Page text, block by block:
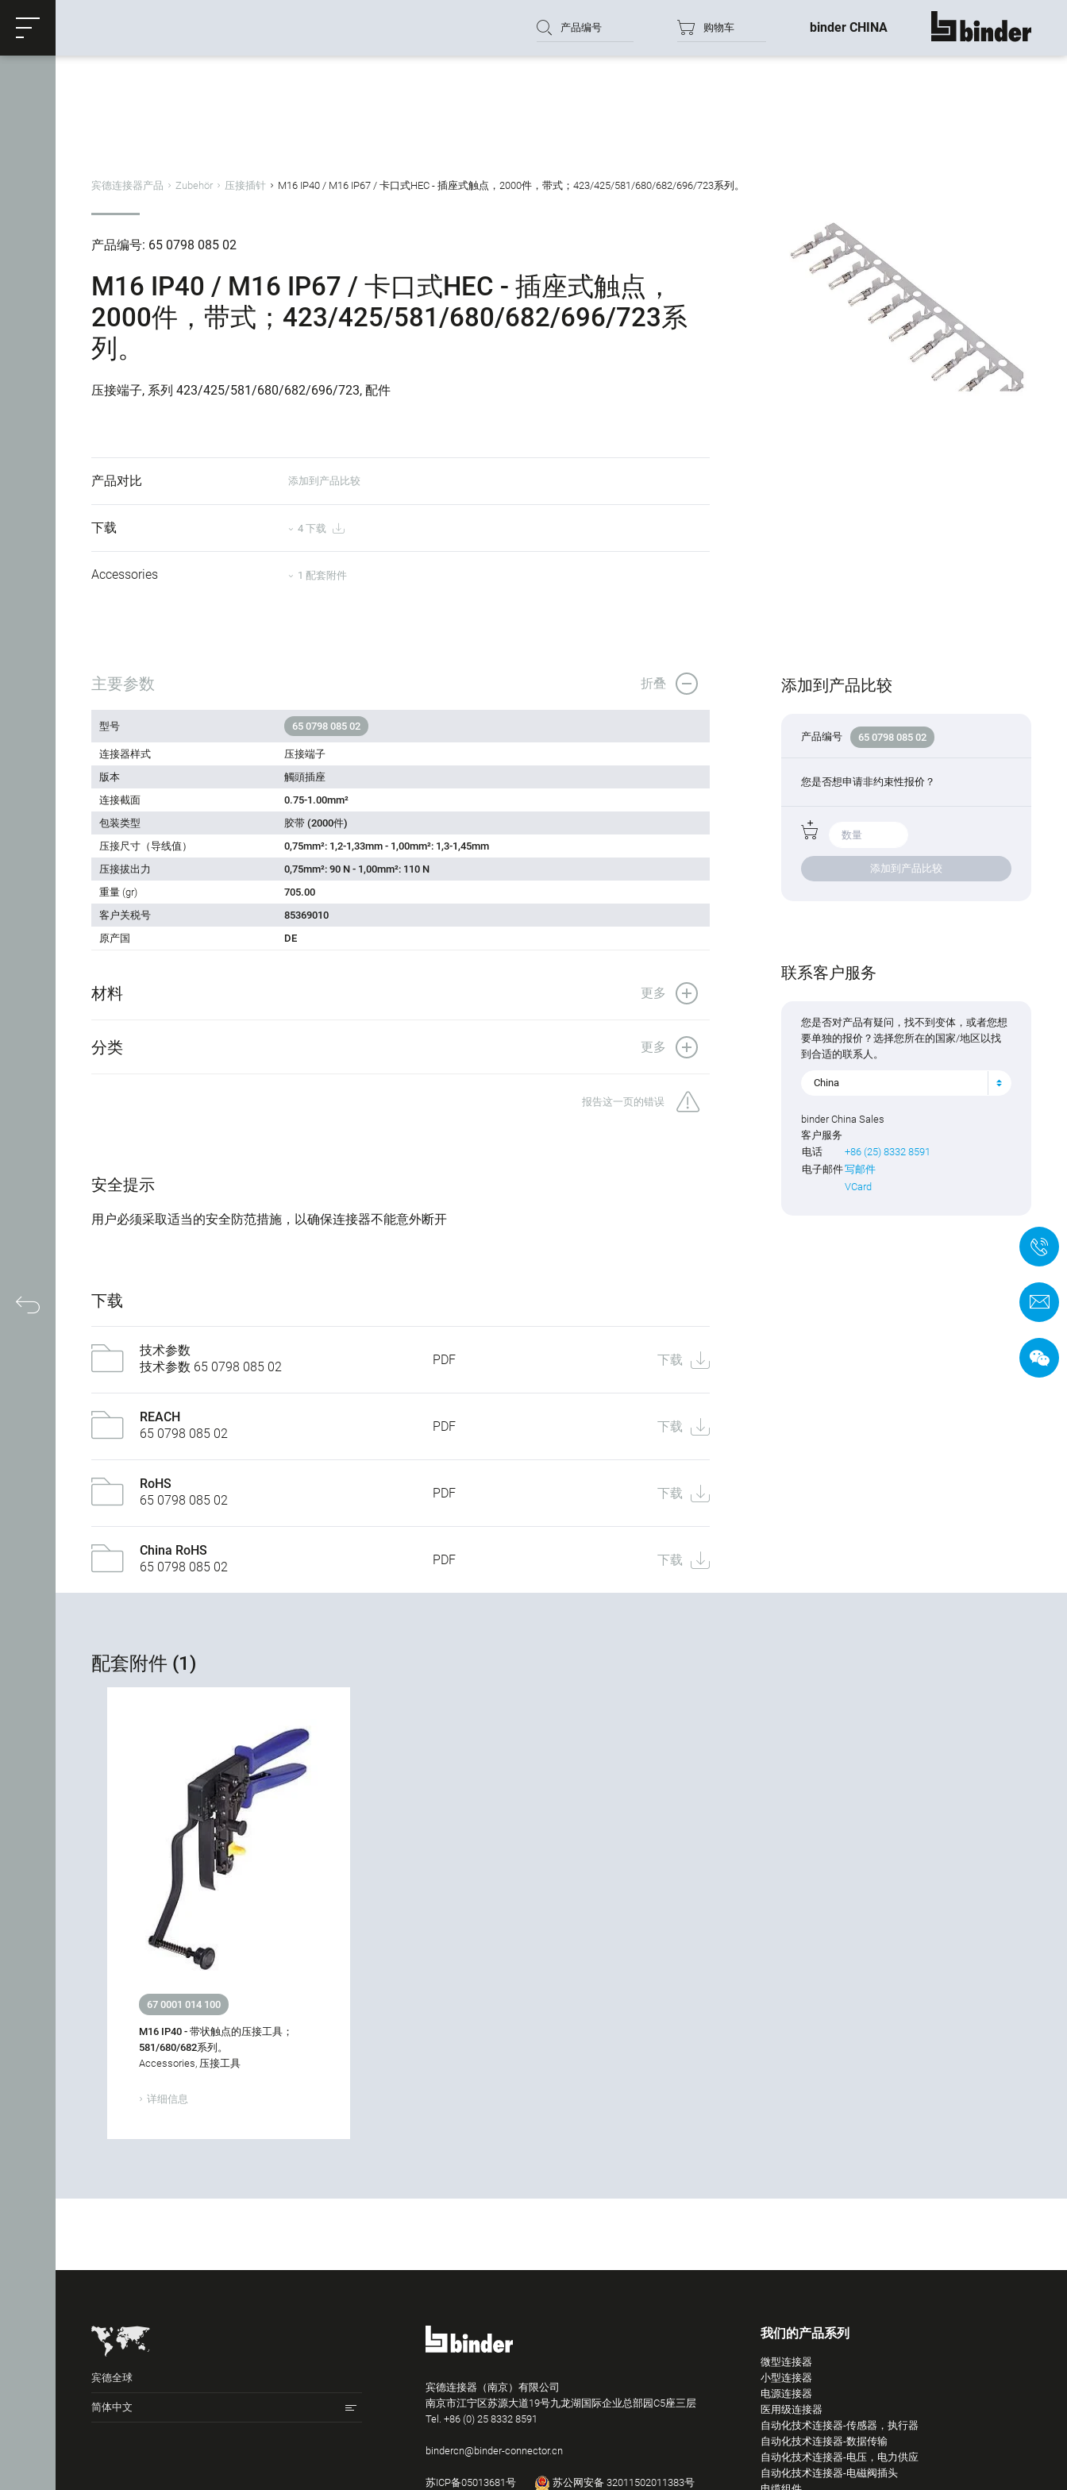
购物车
产品编号 购物车 binder CHINA 显示所有
宾德连接器产品 Zubehör 压接插针 M16 IP40 / M16 IP67 / 卡口式HEC - 插座式触点，2000件，带式；423/425/581/680/682/696/723系列。
产品编号: 65 0798 085 02
M16 IP40 / M16 IP67 / 卡口式HEC - 插座式触点，
2000件，带式；423/425/581/680/682/696/723系
列。
压接端子, 系列 423/425/581/680/682/696/723, 配件
产品对比 添加到产品比较
下载 4 下载
Accessories 1 配套附件
主要参数 折叠
型号 65 0798 085 02
连接器样式
压接端子
版本
觸頭插座
连接截面
0.75-1.00mm²
包装类型
胶带 (2000件)
压接尺寸（导线值）
0,75mm²: 1,2-1,33mm - 1,00mm²: 1,3-1,45mm
压接拔出力
0,75mm²: 90 N - 1,00mm²: 110 N
重量 (gr)
705.00
客户关税号
85369010
原产国
DE
材料 更多
分类 更多
报告这一页的错误
安全提示
用户必须采取适当的安全防范措施，以确保连接器不能意外断开
下载
技术参数
技术参数 65 0798 085 02
PDF 下载
REACH
65 0798 085 02
PDF 下载
RoHS
65 0798 085 02
PDF 下载
China RoHS
65 0798 085 02
PDF 下载
添加到产品比较
产品编号 65 0798 085 02
您是否想申请非约束性报价？
添加到产品比较
联系客户服务
您是否对产品有疑问，找不到变体，或者您想
要单独的报价？选择您所在的国家/地区以找
到合适的联系人。
China
binder China Sales
客户服务
电话
+86 (25) 8332 8591
电子邮件写邮件
VCard
配套附件 (1)
67 0001 014 100
M16 IP40 - 带状触点的压接工具；
581/680/682系列。
Accessories, 压接工具
详细信息
宾德全球
简体中文
宾德连接器（南京）有限公司
南京市江宁区苏源大道19号九龙湖国际企业总部园C5座三层
Tel.+86 (0) 25 8332 8591
bindercn@binder-connector.cn
苏ICP备05013681号 苏公网安备 32011502011383号
我们的产品系列
微型连接器
小型连接器
电源连接器
医用级连接器
自动化技术连接器-传感器，执行器
自动化技术连接器-数据传输
自动化技术连接器-电压，电力供应
自动化技术连接器-电磁阀插头